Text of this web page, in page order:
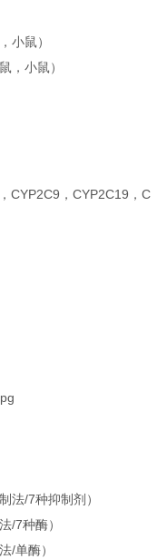
小鼠）
，小鼠）
CYP2C9，CYP2C19，C
法/7种抑制剂）
/7种酶）
/单酶）